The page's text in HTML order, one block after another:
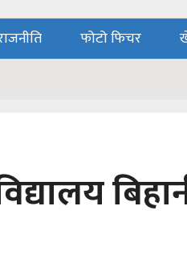
फोटो फिचर